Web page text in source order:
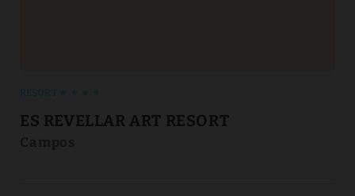
ES REVELLAR ART RESORT